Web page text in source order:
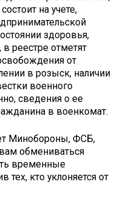
на учете,
здоровья,
реестре отметят
от
в розыск, наличии
военного
сведения о ее
в военкомат.
Минобороны, ФСБ,
обмениваться
временные
тех, кто уклоняется от